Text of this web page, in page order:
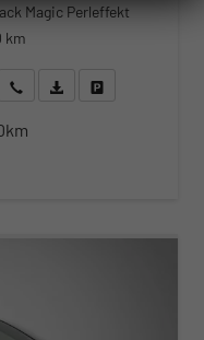
Magic Perleffekt
km
anfragen
Wir rufen Sie anFahrzeugexposé (PDF)